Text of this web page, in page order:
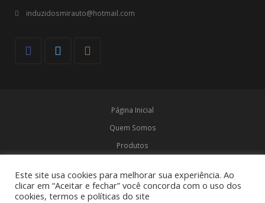
induzidosmirauto@hotmail.com
Página Inicial
Quem Somos
Produtos
Contato
© Induzidos Mirauto
Este site usa cookies para melhorar sua experiência. Ao
clicar em “Aceitar e fechar” você concorda com o uso dos
cookies, termos e políticas do site